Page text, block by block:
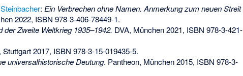
: Ein Verbrechen ohne Namen. Anmerkung zum neuen Streit
2022, ISBN 978-3-406-78449-1.
Zweite Weltkrieg 1935–1942. DVA, München 2021, ISBN 978-3-421-
Stuttgart 2017, ISBN 978-3-15-019435-5.
universalhistorische Deutung. Pantheon, München 2015, ISBN 978-3-